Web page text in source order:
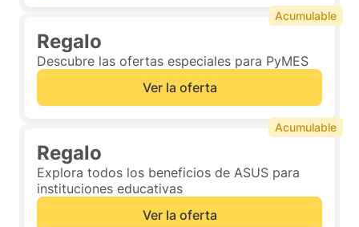
Regalo
Descubre las ofertas especiales para PyMES
Ver la oferta
Acumulable
Regalo
Explora todos los beneficios de ASUS para
instituciones educativas
Ver la oferta
Acumulable